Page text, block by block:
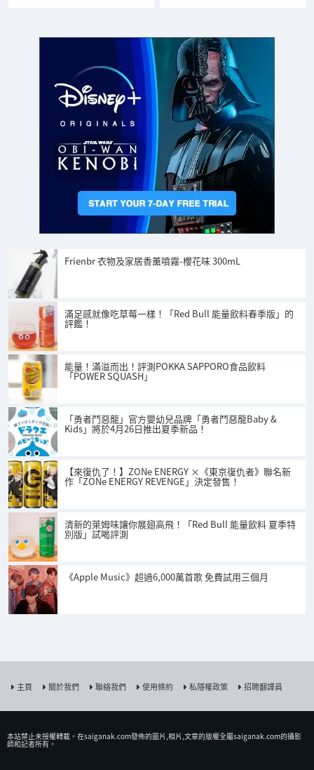
Frienbr 衣物及家居香薰噴霧-櫻花味 300mL
滿足感就像吃草莓一樣！「Red Bull 能量飲料春季版」的
評鑑！
能量！滿溢而出！評測POKKA SAPPORO食品飲料
「POWER SQUASH」
「勇者鬥惡龍」官方嬰幼兒品牌「勇者鬥惡龍Baby &
Kids」將於4月26日推出夏季新品！
【來復仇了！】ZONe ENERGY ×《東京復仇者》聯名新
作「ZONe ENERGY REVENGE」決定發售！
清新的萊姆味讓你展翅高飛！「Red Bull 能量飲料 夏季特
別版」試喝評測
《Apple Music》超過6,000萬首歌 免費試用三個月
主頁 關於我們 聯絡我們 使用條約 私隱權政策 招聘翻譯員
本站禁止未授權𨍭載。在saiganak.com發佈的圖片,相片,文章的版權全屬saiganak.com的攝影
師和記者所有。